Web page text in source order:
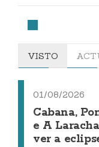
VISTO
01/08/2026
Cabana,
e A
ver a